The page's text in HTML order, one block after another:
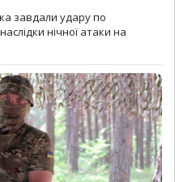
завдали удару по
нічної атаки на